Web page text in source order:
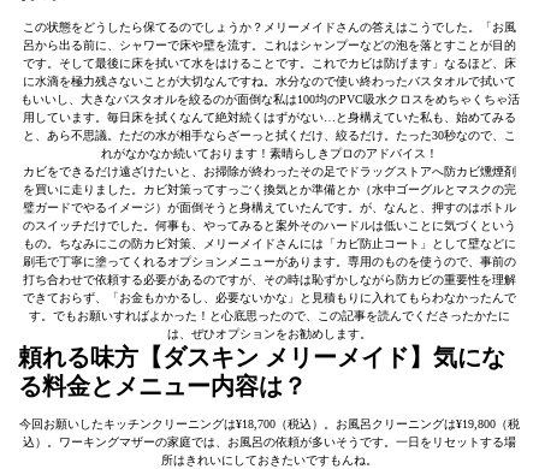
この状態をどうしたら保てるのでしょうか？メリーメイドさんの答えはこうでした。「お風
呂から出る前に、シャワーで床や壁を流す。これはシャンプーなどの泡を落とすことが目的
です。そして最後に床を拭いて水をはけることです。これでカビは防げます」なるほど、床
に水滴を極力残さないことが大切なんですね。水分なので使い終わったバスタオルで拭いて
もいいし、大きなバスタオルを絞るのが面倒な私は100均のPVC吸水クロスをめちゃくちゃ活
用しています。毎日床を拭くなんて絶対続くはずがない…と身構えていた私も、始めてみる
と、あら不思議。ただの水が相手ならざーっと拭くだけ、絞るだけ。たった30秒なので、こ
れがなかなか続いております！素晴らしきプロのアドバイス！
カビをできるだけ遠ざけたいと、お掃除が終わったその足でドラッグストアへ防カビ燻煙剤
を買いに走りました。カビ対策ってすっごく換気とか準備とか（水中ゴーグルとマスクの完
璧ガードでやるイメージ）が面倒そうと身構えていたんです。が、なんと、押すのはボトル
のスイッチだけでした。何事も、やってみると案外そのハードルは低いことに気づくという
もの。ちなみにこの防カビ対策、メリーメイドさんには「カビ防止コート」として壁などに
刷毛で丁寧に塗ってくれるオプションメニューがあります。専用のものを使うので、事前の
打ち合わせで依頼する必要があるのですが、その時は恥ずかしながら防カビの重要性を理解
できておらず、「お金もかかるし、必要ないかな」と見積もりに入れてもらわなかったんで
す。でもお願いすればよかった！と心底思ったので、この記事を読んでくださったかたに
は、ぜひオプションをお勧めします。
頼れる味方【ダスキン メリーメイド】気にな
る料金とメニュー内容は？
今回お願いしたキッチンクリーニングは¥18,700（税込）。お風呂クリーニングは¥19,800（税
込）。ワーキングマザーの家庭では、お風呂の依頼が多いそうです。一日をリセットする場
所はきれいにしておきたいですもんね。